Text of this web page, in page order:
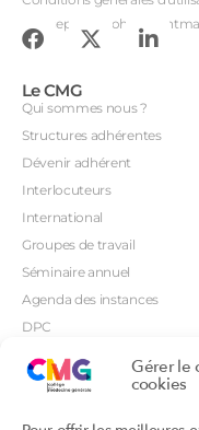
Gérer le
cookies
Conception : John
Le CMG
Qui sommes nous ?
Structures adhérentes
Dévenir adhérent
Interlocuteurs
International
Groupes de travail
Séminaire annuel
Agenda des instances
DPC
CSI
Orientations prioritaires